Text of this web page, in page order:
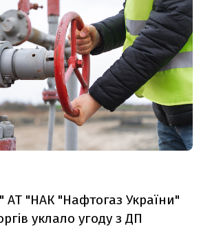
АТ "НАК "Нафтогаз України"
уклало угоду з ДП